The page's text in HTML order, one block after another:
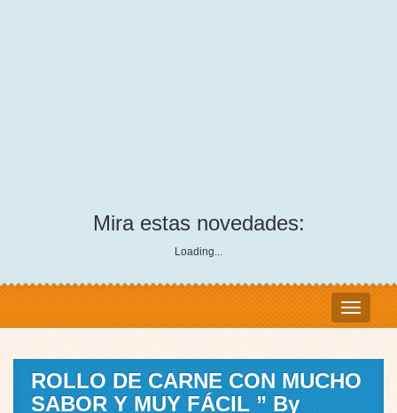
Mira estas novedades:
Loading...
ROLLO DE CARNE CON MUCHO
SABOR Y MUY FÁCIL ” By